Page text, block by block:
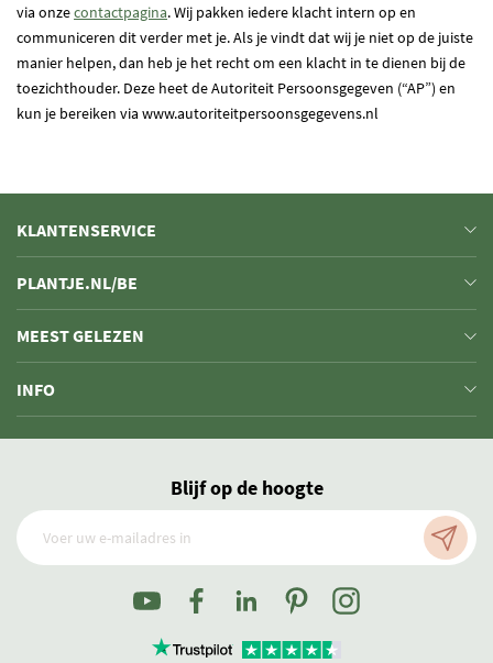
via onzecontactpagina. Wij pakken iedere klacht intern op en
communiceren dit verder met je. Als je vindt dat wij je niet op de juiste
manier helpen, dan heb je het recht om een klacht in te dienen bij de
toezichthouder. Deze heet de Autoriteit Persoonsgegeven (“AP”) en
kun je bereiken via www.autoriteitpersoonsgegevens.nl
KLANTENSERVICE
PLANTJE.NL/BE
MEEST GELEZEN
INFO
Blijf op de hoogte